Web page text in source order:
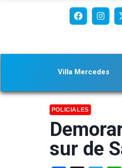
Villa Mercedes
POLICIALES
sur de